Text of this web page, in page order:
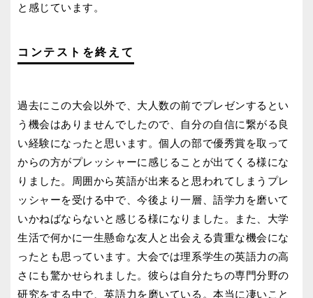
と感じています。
コンテストを終えて
過去にこの大会以外で、大人数の前でプレゼンするとい
う機会はありませんでしたので、自分の自信に繋がる良
い経験になったと思います。個人の部で優秀賞を取って
からの方がプレッシャーに感じることが出てくる様にな
りました。周囲から英語が出来ると思われてしまうプレ
ッシャーを受ける中で、今後より一層、語学力を磨いて
いかねばならないと感じる様になりました。また、大学
生活で何かに一生懸命な友人と出会える貴重な機会にな
ったとも思っています。大会では理系学生の英語力の高
さにも驚かせられました。彼らは自分たちの専門分野の
研究をする中で、英語力を磨いている。本当に凄いこと